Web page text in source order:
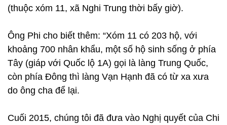
(thuộc xóm 11, xã Nghi Trung thời bấy giờ).
Ông Phi cho biết thêm: “Xóm 11 có 203 hộ, với
khoảng 700 nhân khẩu, một số hộ sinh sống ở phía
Tây (giáp với Quốc lộ 1A) gọi là làng Trung Quốc,
còn phía Đông thì làng Vạn Hạnh đã có từ xa xưa
do ông cha để lại.
Cuối 2015, chúng tôi đã đưa vào Nghị quyết của Chi